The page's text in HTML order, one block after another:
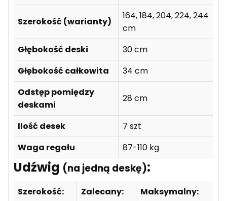
Szerokość (warianty)
164, 184, 204, 224, 244
cm
Głębokość deski
30 cm
Głębokość całkowita
34 cm
Odstęp pomiędzy
deskami
28 cm
Ilość desek
7 szt
Waga regału
87-110 kg
Udźwig (na jedną deskę):
Szerokość: Zalecany: Maksymalny: